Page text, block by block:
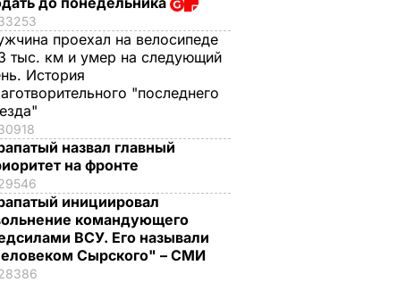
проехал на велосипеде
тыс. км и умер на следующий
История
"последнего
назвал главный
на фронте
инициировал
командующего
ВСУ. Его называли
Сырского" – СМИ